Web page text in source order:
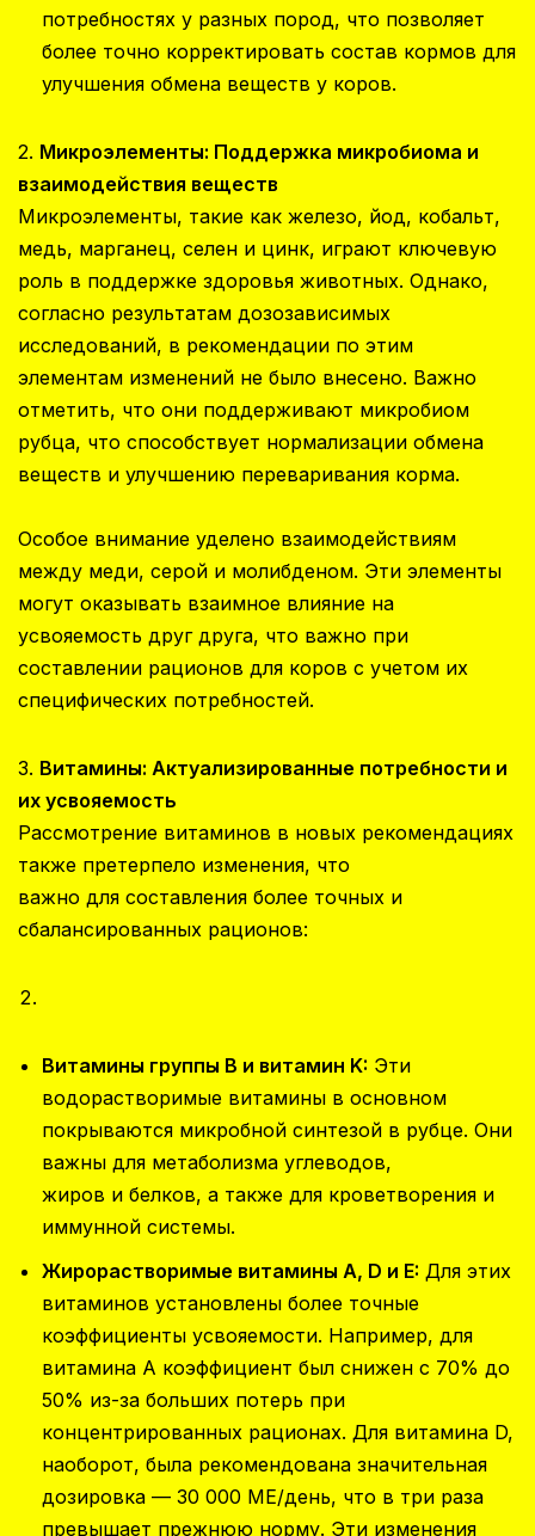
потребностях у разных пород, что позволяет
более точно корректировать состав кормов для
улучшения обмена веществ у коров.
2. Микроэлементы: Поддержка микробиома и
взаимодействия веществ
Микроэлементы, такие как железо, йод, кобальт,
медь, марганец, селен и цинк, играют ключевую
роль в поддержке здоровья животных. Однако,
согласно результатам дозозависимых
исследований, в рекомендации по этим
элементам изменений не было внесено. Важно
отметить, что они поддерживают микробиом
рубца, что способствует нормализации обмена
веществ и улучшению переваривания корма.
Особое внимание уделено взаимодействиям
между меди, серой и молибденом. Эти элементы
могут оказывать взаимное влияние на
усвояемость друг друга, что важно при
составлении рационов для коров с учетом их
специфических потребностей.
3. Витамины: Актуализированные потребности и
их усвояемость
Рассмотрение витаминов в новых рекомендациях
также претерпело изменения, что
важно для составления более точных и
сбалансированных рационов:
Витамины группы B и витамин K: Эти
водорастворимые витамины в основном
покрываются микробной синтезой в рубце. Они
важны для метаболизма углеводов,
жиров и белков, а также для кроветворения и
иммунной системы.
Жирорастворимые витамины A, D и E: Для этих
витаминов установлены более точные
коэффициенты усвояемости. Например, для
витамина A коэффициент был снижен с 70% до
50% из-за больших потерь при
концентрированных рационах. Для витамина D,
наоборот, была рекомендована значительная
дозировка — 30 000 МЕ/день, что в три раза
превышает прежнюю норму. Эти изменения